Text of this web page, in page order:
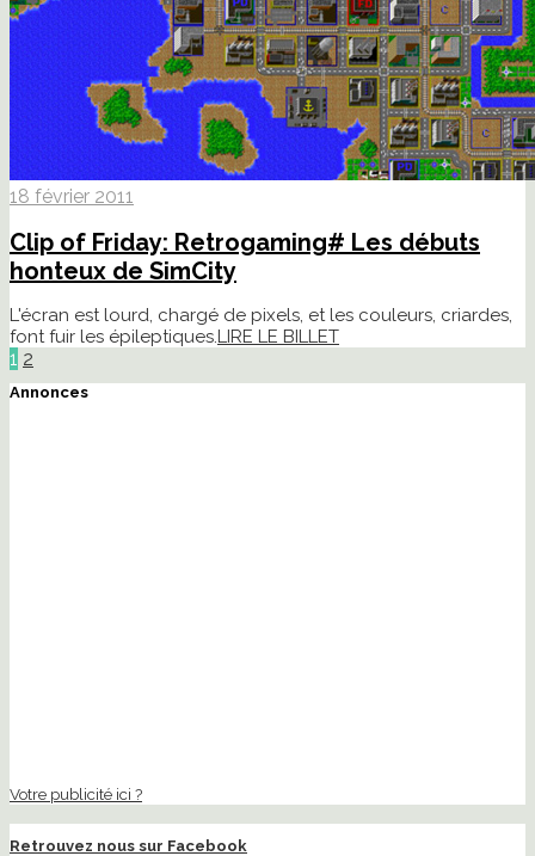
18 février 2011
Clip of Friday: Retrogaming# Les débuts
honteux de SimCity
L'écran est lourd, chargé de pixels, et les couleurs, criardes,
font fuir les épileptiques.LIRE LE BILLET
1 2
Annonces
Votre publicité ici ?
Retrouvez nous sur Facebook